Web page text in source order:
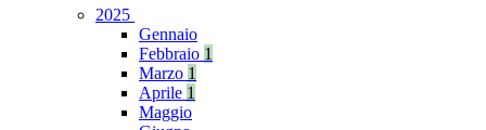
2025
Gennaio
Febbraio 1
Marzo 1
Aprile 1
Maggio